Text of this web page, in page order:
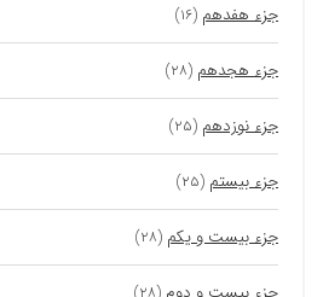
جزء هفدهم (۱۶)
جزء هجدهم (۲۸)
جزء نوزدهم (۲۵)
جزء بیستم (۲۵)
جزء بیست و یکم (۲۸)
(۲۸)